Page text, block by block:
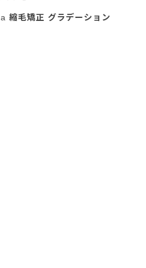
縮毛矯正 グラデーション